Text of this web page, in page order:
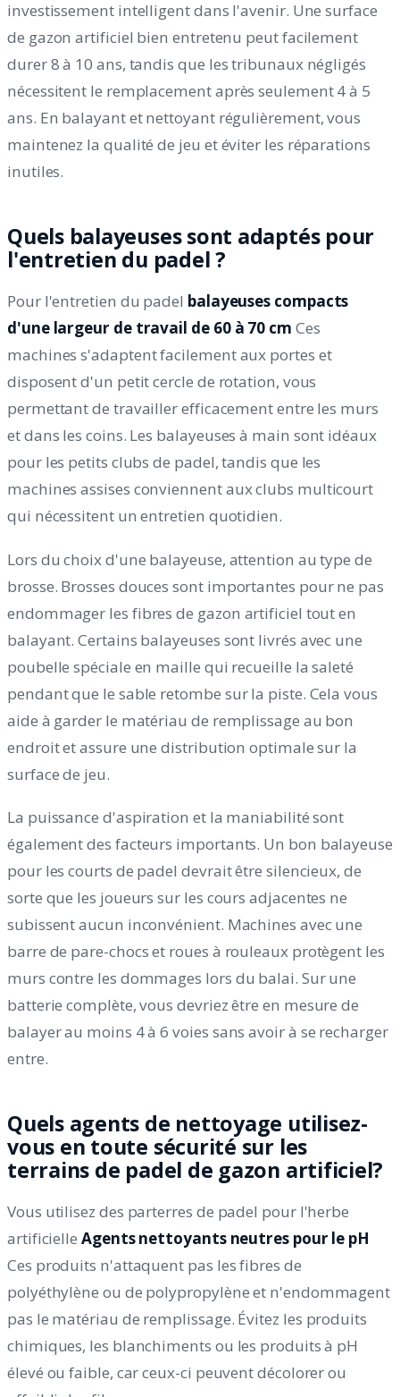
investissement intelligent dans l'avenir. Une surface
de gazon artificiel bien entretenu peut facilement
durer 8 à 10 ans, tandis que les tribunaux négligés
nécessitent le remplacement après seulement 4 à 5
ans. En balayant et nettoyant régulièrement, vous
maintenez la qualité de jeu et éviter les réparations
inutiles.
Quels balayeuses sont adaptés pour
l'entretien du padel ?
Pour l'entretien du padel balayeuses compacts
d'une largeur de travail de 60 à 70 cm Ces
machines s'adaptent facilement aux portes et
disposent d'un petit cercle de rotation, vous
permettant de travailler efficacement entre les murs
et dans les coins. Les balayeuses à main sont idéaux
pour les petits clubs de padel, tandis que les
machines assises conviennent aux clubs multicourt
qui nécessitent un entretien quotidien.
Lors du choix d'une balayeuse, attention au type de
brosse. Brosses douces sont importantes pour ne pas
endommager les fibres de gazon artificiel tout en
balayant. Certains balayeuses sont livrés avec une
poubelle spéciale en maille qui recueille la saleté
pendant que le sable retombe sur la piste. Cela vous
aide à garder le matériau de remplissage au bon
endroit et assure une distribution optimale sur la
surface de jeu.
La puissance d'aspiration et la maniabilité sont
également des facteurs importants. Un bon balayeuse
pour les courts de padel devrait être silencieux, de
sorte que les joueurs sur les cours adjacentes ne
subissent aucun inconvénient. Machines avec une
barre de pare-chocs et roues à rouleaux protègent les
murs contre les dommages lors du balai. Sur une
batterie complète, vous devriez être en mesure de
balayer au moins 4 à 6 voies sans avoir à se recharger
entre.
Quels agents de nettoyage utilisez-
vous en toute sécurité sur les
terrains de padel de gazon artificiel?
Vous utilisez des parterres de padel pour l'herbe
artificielle Agents nettoyants neutres pour le pH
Ces produits n'attaquent pas les fibres de
polyéthylène ou de polypropylène et n'endommagent
pas le matériau de remplissage. Évitez les produits
chimiques, les blanchiments ou les produits à pH
élevé ou faible, car ceux-ci peuvent décolorer ou